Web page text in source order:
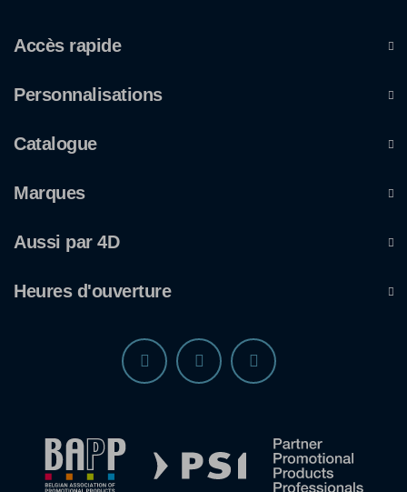
Accès rapide
Personnalisations
Catalogue
Marques
Aussi par 4D
Heures d'ouverture